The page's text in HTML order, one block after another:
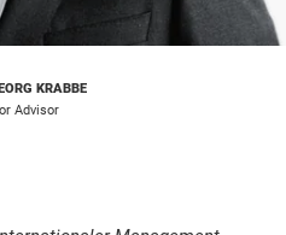
KRABBE
Advisor